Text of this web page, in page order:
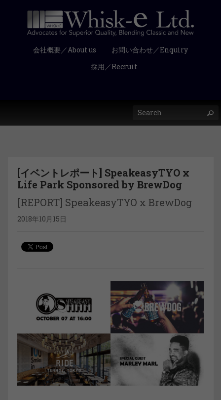
会社概要／About us
お問い合わせ／Enquiry
採用／Recruit
[イベントレポート] SpeakeasyTYO x
Life Park Sponsored by BrewDog
[REPORT] SpeakeasyTYO x BrewDog
2018年10月15日